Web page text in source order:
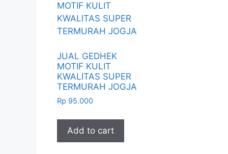
JUAL GEDHEK
MOTIF KULIT
KWALITAS SUPER
TERMURAH JOGJA
Rp 95.000
Add to cart